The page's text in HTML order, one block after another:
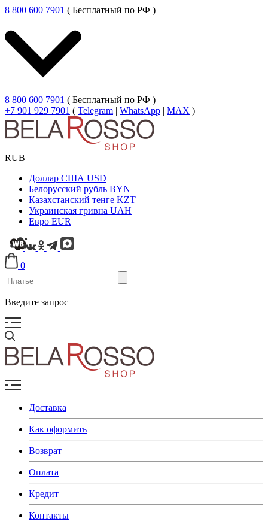
8 800 600 7901 ( Бесплатный по РФ )
8 800 600 7901 ( Бесплатный по РФ )
+7 901 929 7901 ( Telegram | WhatsApp | MAX )
RUB
Доллар США USD
Белорусский рубль BYN
Казахстанский тенге KZT
Украинская гривна UAH
Евро EUR
0
Введите запрос
Доставка
Как оформить
Возврат
Оплата
Кредит
Контакты